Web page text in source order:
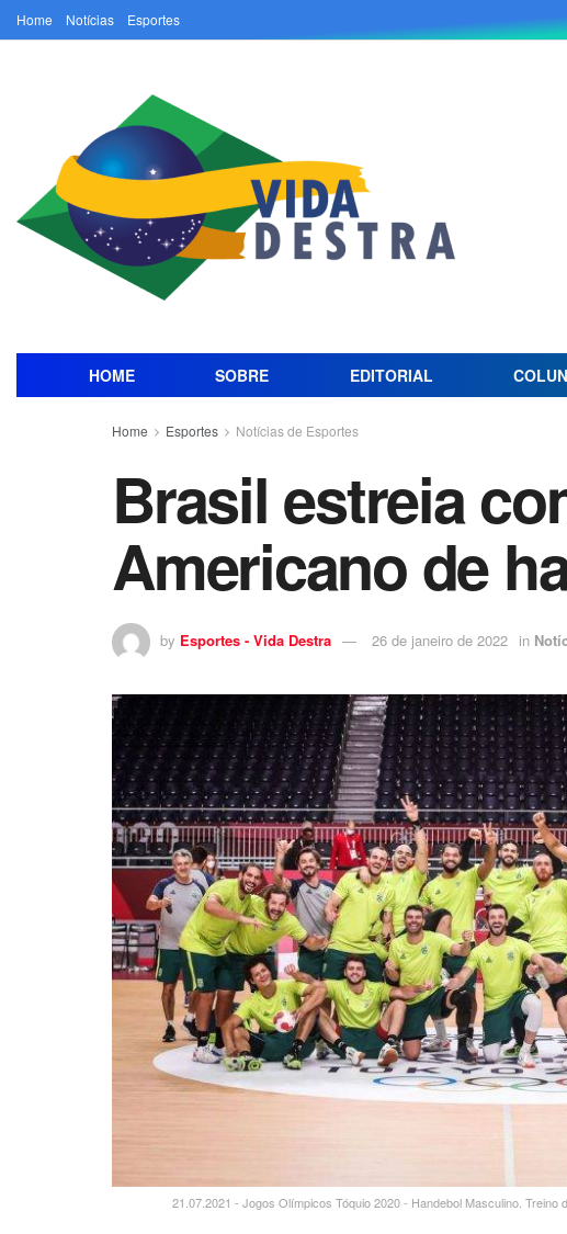
Home Notícias Esportes
HOME SOBRE EDITORIAL
Home Esportes Notícias de Esportes
Brasil estreia
Americano de
by Esportes - Vida Destra 26 de janeiro de 2022 in
21.07.2021 - Jogos Olímpicos Tóquio 2020 - Handebol Masculino.